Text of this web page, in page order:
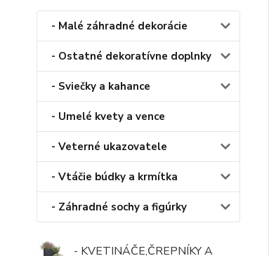
- Malé záhradné dekorácie
- Ostatné dekoratívne doplnky
- Sviečky a kahance
- Umelé kvety a vence
- Veterné ukazovatele
- Vtáčie búdky a krmítka
- Záhradné sochy a figúrky
- KVETINÁČE,ČREPNÍKY A